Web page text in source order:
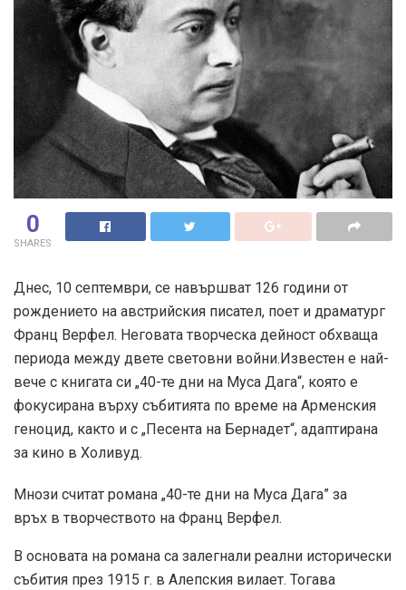
0
SHARES
Днес, 10 септември, се навършват 126 години от
рождението на австрийския писател, поет и драматург
Франц Верфел. Неговата творческа дейност обхваща
периода между двете световни войни.Известен е най-
вече с книгата си „40-те дни на Муса Дага“, която е
фокусирана върху събитията по време на Арменския
геноцид, както и с „Песента на Бернадет“, адаптирана
за кино в Холивуд.
Мнози считат романа „40-те дни на Муса Дага” за
връх в творчеството на Франц Верфел.
В основата на романа са залегнали реални исторически
събития през 1915 г. в Алепския вилает. Тогава